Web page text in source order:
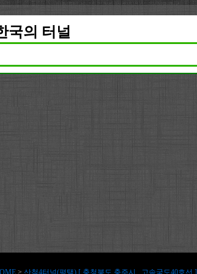
국의 터널
> 산척4터널(평택) [ 충청북도 충주시 , 고속국도40호선 ]